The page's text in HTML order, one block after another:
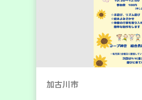
加古川市